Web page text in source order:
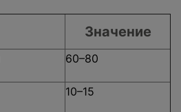
Значение
60–80
10–15